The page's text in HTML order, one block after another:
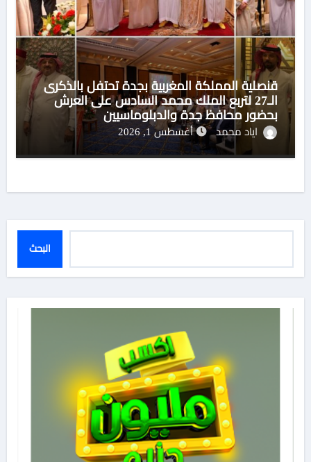
قنصلية المملكة المغربية بجدة تحتفل بالذكرى
الـ27 لتربع الملك محمد السادس على العرش
بحضور محافظ جدة والدبلوماسيين
اياد محمد أغسطس 1, 2026
البحث